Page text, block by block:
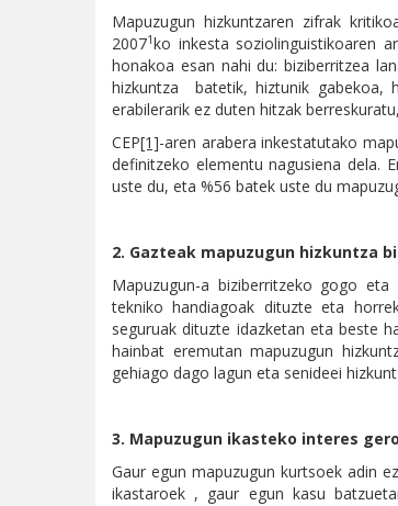
Mapuzugun hizkuntzaren zifrak
20071ko inkesta soziolinguistikoaren
honakoa esan nahi du: biziberritzea
hizkuntza batetik, hiztunik gabekoa,
erabilerarik ez duten hitzak
CEP[1]-aren arabera inkestatutako
definitzeko elementu nagusiena dela.
uste du, eta %56 batek uste du
2. Gazteak mapuzugun hizkuntza
Mapuzugun-a biziberritzeko gogo
tekniko handiagoak dituzte eta
seguruak dituzte idazketan eta beste
hainbat eremutan mapuzugun
gehiago dago lagun eta senideei
3. Mapuzugun ikasteko interes
Gaur egun mapuzugun kurtsoek adin
ikastaroek , gaur egun kasu